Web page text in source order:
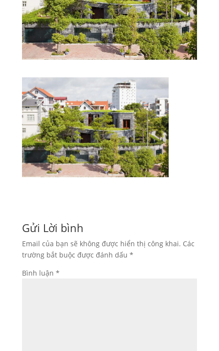
Gửi Lời bình
Email của bạn sẽ không được hiển thị công khai. Các
trường bắt buộc được đánh dấu *
Bình luận *